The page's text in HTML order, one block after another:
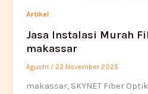
Artikel
Jasa Instalasi Murah
makassar
Agustri / 22 November 2025
makassar, SKYNET Fiber